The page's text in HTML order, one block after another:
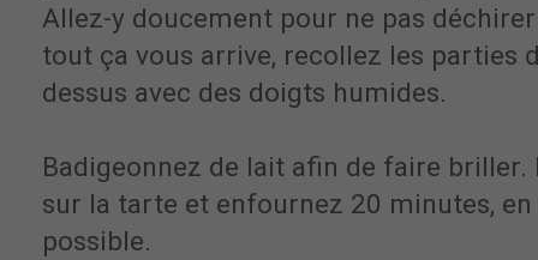
Allez-y doucement pour ne pas
tout ça vous arrive, recollez les parties
dessus avec des doigts humides.
Badigeonnez de lait afin de faire
sur la tarte et enfournez 20 minutes,
possible.